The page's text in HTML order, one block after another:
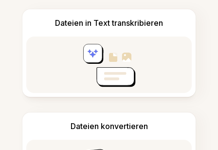
Dateien in Text transkribieren
Dateien konvertieren